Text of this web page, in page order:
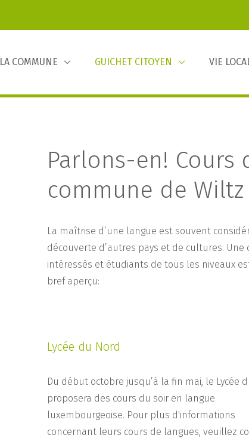
LA COMMUNE GUICHET CITOYEN VIE
Parlons-en! Cours
commune de Wiltz
La maîtrise d’une langue est souvent
découverte d’autres pays et de cultures.
intéressés et étudiants de tous les niveaux
bref aperçu:
Lycée du Nord
Du début octobre jusqu’à la fin mai, le Lycée
proposera des cours du soir en langue
luxembourgeoise. Pour plus d'informations
concernant leurs cours de langues, veuillez